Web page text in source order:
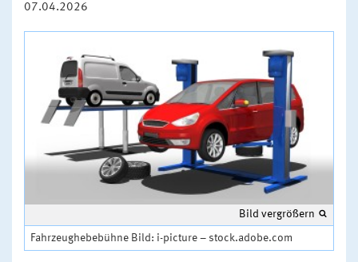
07.04.2026
Bild vergrößern
Fahrzeughebebühne Bild: i-picture – stock.adobe.com